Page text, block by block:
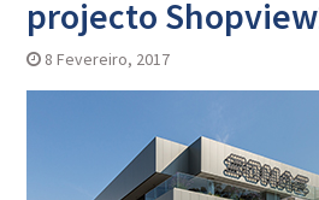
projecto
8 Fevereiro, 2017